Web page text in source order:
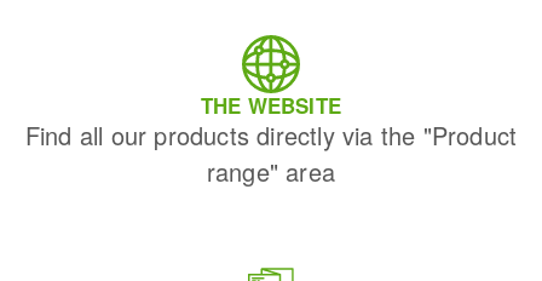
THE WEBSITE
Find all our products directly via the "Product
range" area